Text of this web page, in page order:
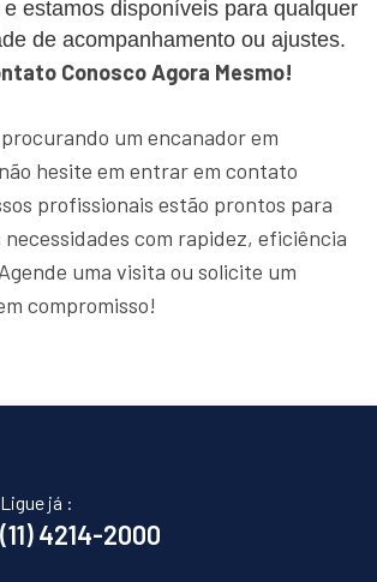
estamos disponíveis para qualquer
de acompanhamento ou ajustes.
Conosco Agora Mesmo!
um encanador em
hesite em entrar em contato
profissionais estão prontos para
com rapidez, eficiência
uma visita ou solicite um
compromisso!
Ligue já :
(11) 4214-2000